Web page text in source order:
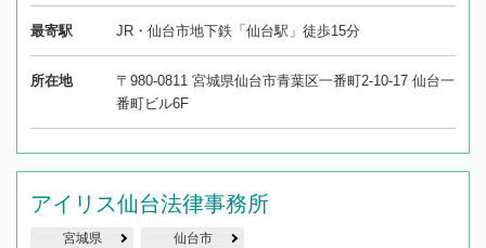
最寄駅 JR・仙台市地下鉄「仙台駅」徒歩15分
所在地
〒980-0811 宮城県仙台市青葉区一番町2-10-17 仙台一
番町ビル6F
アイリス仙台法律事務所
宮城県 仙台市